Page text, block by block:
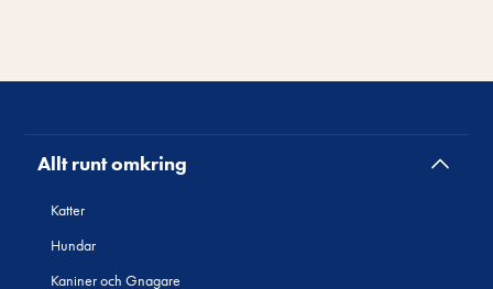
Allt runt omkring
Katter
Hundar
Kaniner och Gnagare